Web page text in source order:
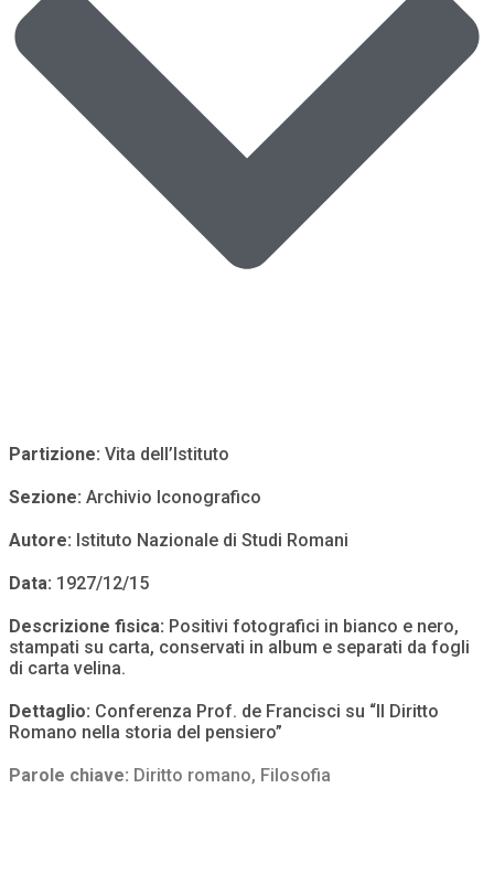
Partizione: Vita dell’Istituto
Sezione: Archivio Iconografico
Autore: Istituto Nazionale di Studi Romani
Data: 1927/12/15
Descrizione fisica: Positivi fotografici in bianco e nero,
stampati su carta, conservati in album e separati da fogli
di carta velina.
Dettaglio: Conferenza Prof. de Francisci su “Il Diritto
Romano nella storia del pensiero”
Parole chiave: Diritto romano, Filosofia